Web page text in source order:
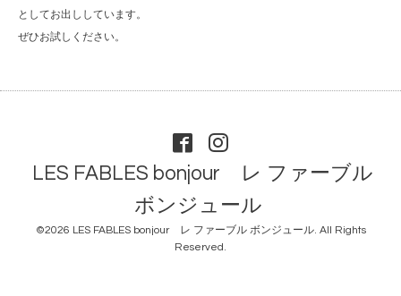
としてお出ししています。
ぜひお試しください。
LES FABLES bonjour レ ファーブル
ボンジュール
©2026 LES FABLES bonjour レ ファーブル ボンジュール. All Rights
Reserved.